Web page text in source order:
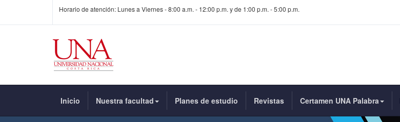
Horario de atención: Lunes a Viernes - 8:00 a.m. - 12:00 p.m. y de 1:00 p.m. - 5:00 p.m.
Inicio Nuestra facultad Planes de estudio Revistas Certamen UNA Palabra